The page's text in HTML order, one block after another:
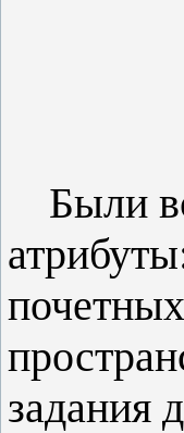
Были
задания